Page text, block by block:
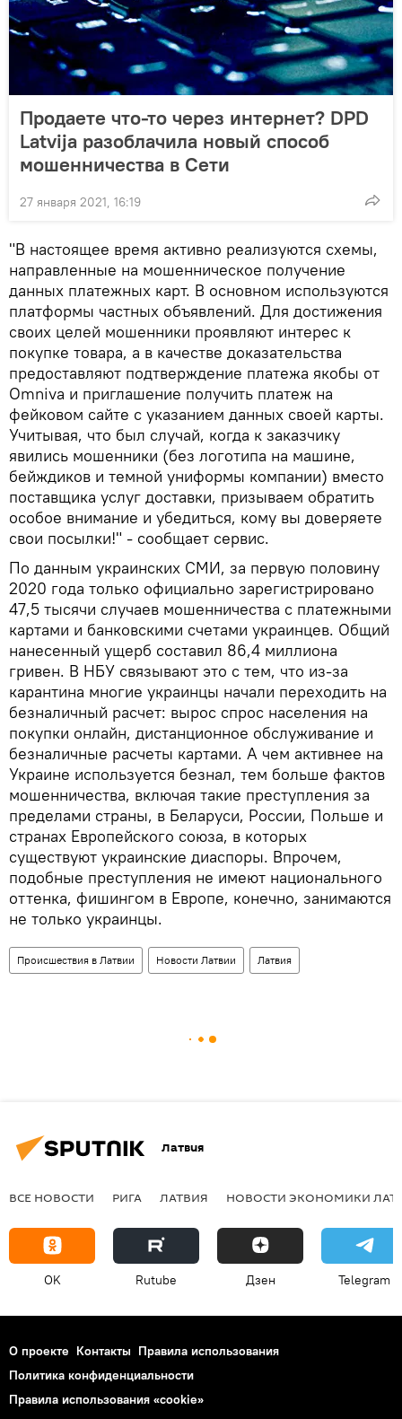
Продаете что-то через интернет? DPD
Latvija разоблачила новый способ
мошенничества в Сети
27 января 2021, 16:19
"В настоящее время активно реализуются схемы,
направленные на мошенническое получение
данных платежных карт. В основном используются
платформы частных объявлений. Для достижения
своих целей мошенники проявляют интерес к
покупке товара, а в качестве доказательства
предоставляют подтверждение платежа якобы от
Omniva и приглашение получить платеж на
фейковом сайте с указанием данных своей карты.
Учитывая, что был случай, когда к заказчику
явились мошенники (без логотипа на машине,
бейждиков и темной униформы компании) вместо
поставщика услуг доставки, призываем обратить
особое внимание и убедиться, кому вы доверяете
свои посылки!" - сообщает сервис.
По данным украинских СМИ, за первую половину
2020 года только официально зарегистрировано
47,5 тысячи случаев мошенничества с платежными
картами и банковскими счетами украинцев. Общий
нанесенный ущерб составил 86,4 миллиона
гривен. В НБУ связывают это с тем, что из-за
карантина многие украинцы начали переходить на
безналичный расчет: вырос спрос населения на
покупки онлайн, дистанционное обслуживание и
безналичные расчеты картами. А чем активнее на
Украине используется безнал, тем больше фактов
мошенничества, включая такие преступления за
пределами страны, в Беларуси, России, Польше и
странах Европейского союза, в которых
существуют украинские диаспоры. Впрочем,
подобные преступления не имеют национального
оттенка, фишингом в Европе, конечно, занимаются
не только украинцы.
Происшествия в Латвии Новости Латвии Латвия
Латвия
ВСЕ НОВОСТИ РИГА ЛАТВИЯ НОВОСТИ ЭКОНОМИКИ
OK Rutube Дзен Telegram
О проекте Контакты Правила использования
Политика конфиденциальности
Правила использования «cookie»